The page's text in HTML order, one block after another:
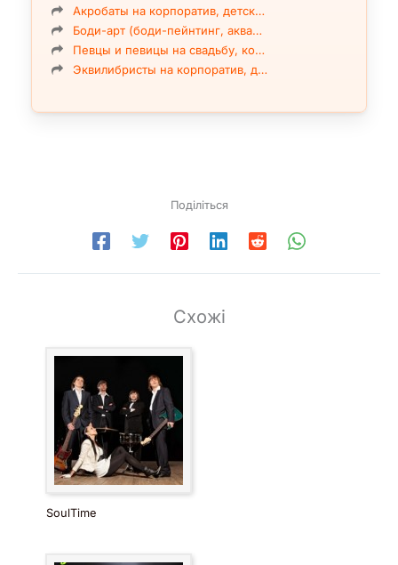
Акробаты на корпоратив, детск…
Боди-арт (боди-пейнтинг, аква…
Певцы и певицы на свадьбу, ко…
Эквилибристы на корпоратив, д…
Поділіться
Схожі
SoulTime